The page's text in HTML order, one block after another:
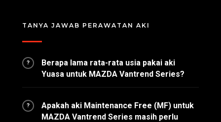
TANYA JAWAB PERAWATAN AKI
?
Berapa lama rata-rata usia pakai aki
Yuasa untuk MAZDA Vantrend Series?
?
Apakah aki Maintenance Free (MF) untuk
MAZDA Vantrend Series masih perlu